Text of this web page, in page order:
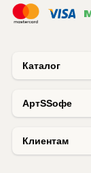
Каталог
AртSSофе
Клиентам